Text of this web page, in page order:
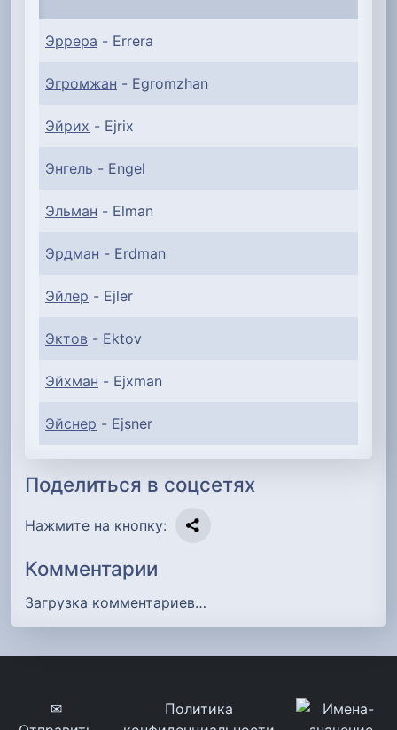
Эррера - Errera
Эгромжан - Egromzhan
Эйрих - Ejrix
Энгель - Engel
Эльман - Elman
Эрдман - Erdman
Эйлер - Ejler
Эктов - Ektov
Эйхман - Ejxman
Эйснер - Ejsner
Поделиться в соцсетях
Нажмите на кнопку:
Комментарии
Загрузка комментариев…
✉
Политика